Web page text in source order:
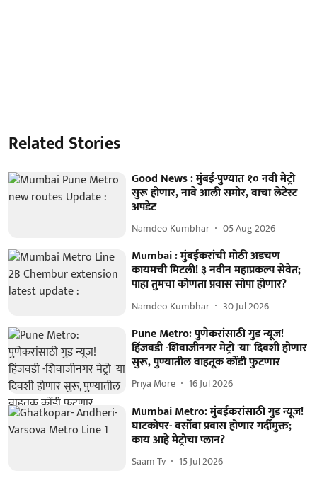
Related Stories
Good News : मुंबई-पुण्यात १० नवी मेट्रो
सुरू होणार, नावे आली समोर, वाचा लेटेस्ट
अपडेट
Namdeo Kumbhar 05 Aug 2026
Mumbai : मुंबईकरांची मोठी अडचण
कायमची मिटली! ३ नवीन महाप्रकल्प सेवेत;
पाहा तुमचा कोणता प्रवास सोपा होणार?
Namdeo Kumbhar 30 Jul 2026
Pune Metro: पुणेकरांसाठी गुड न्यूज!
हिंजवडी -शिवाजीनगर मेट्रो 'या' दिवशी होणार
सुरू, पुण्यातील वाहतूक कोंडी फुटणार
Priya More 16 Jul 2026
Mumbai Metro: मुंबईकरांसाठी गुड न्यूज!
घाटकोपर- वर्सोवा प्रवास होणार गर्दीमुक्त;
काय आहे मेट्रोचा प्लान?
Saam Tv 15 Jul 2026